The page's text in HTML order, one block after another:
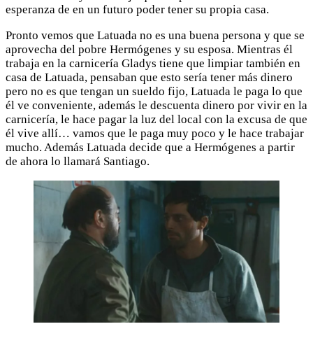
esperanza de en un futuro poder tener su propia casa.
Pronto vemos que Latuada no es una buena persona y que se
aprovecha del pobre Hermógenes y su esposa. Mientras él
trabaja en la carnicería Gladys tiene que limpiar también en
casa de Latuada, pensaban que esto sería tener más dinero
pero no es que tengan un sueldo fijo, Latuada le paga lo que
él ve conveniente, además le descuenta dinero por vivir en la
carnicería, le hace pagar la luz del local con la excusa de que
él vive allí… vamos que le paga muy poco y le hace trabajar
mucho. Además Latuada decide que a Hermógenes a partir
de ahora lo llamará Santiago.